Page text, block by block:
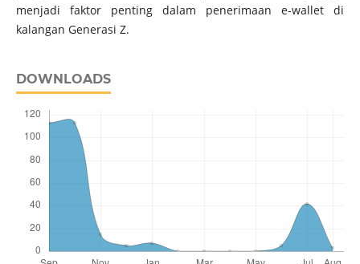
menjadi faktor penting dalam penerimaan e-wallet di
kalangan Generasi Z.
DOWNLOADS